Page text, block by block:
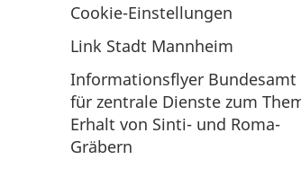
Cookie-Einstellungen
Link Stadt Mannheim
Informationsflyer Bundesamt
für zentrale Dienste zum
Erhalt von Sinti- und Roma-
Gräbern